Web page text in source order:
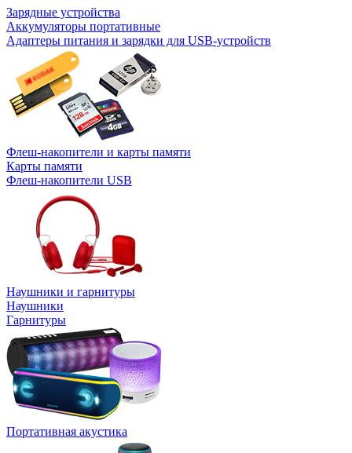
Зарядные устройства
Аккумуляторы портативные
Адаптеры питания и зарядки для USB-устройств
Флеш-накопители и карты памяти
Карты памяти
Флеш-накопители USB
Наушники и гарнитуры
Наушники
Гарнитуры
Портативная акустика